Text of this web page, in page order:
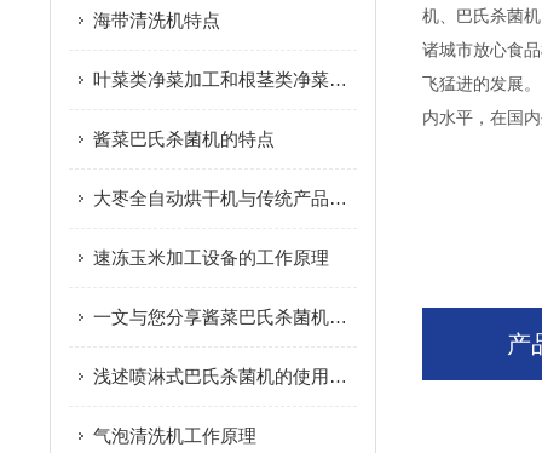
海带清洗机特点
叶菜类净菜加工和根茎类净菜加工这个两种模式的区别是什么？
酱菜巴氏杀菌机的特点
大枣全自动烘干机与传统产品相比的优点介绍
速冻玉米加工设备的工作原理
一文与您分享酱菜巴氏杀菌机的结构组成
浅述喷淋式巴氏杀菌机的使用操作方法及注意事项
气泡清洗机工作原理
机、巴氏杀菌
诸城市放心食
飞猛进的发展
内水平，在国
产